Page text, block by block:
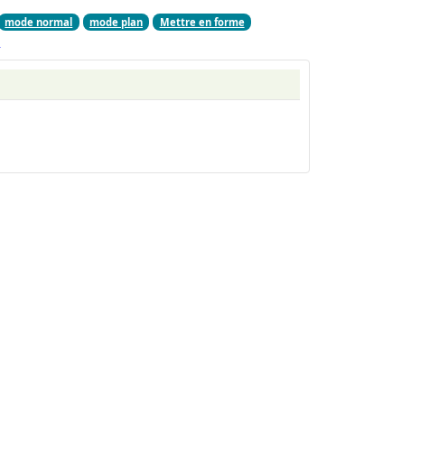
mode normal mode plan
Mettre en forme